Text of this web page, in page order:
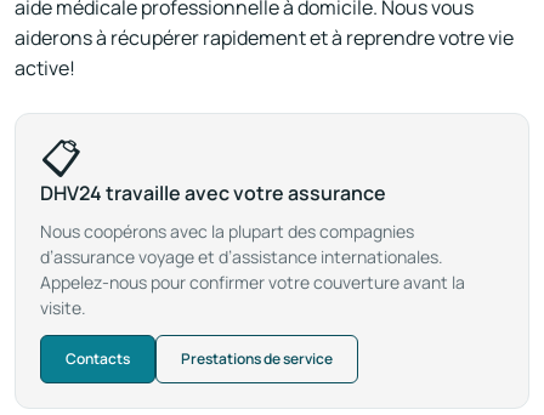
aide médicale professionnelle à domicile. Nous vous
aiderons à récupérer rapidement et à reprendre votre vie
active!
📋
DHV24 travaille avec votre assurance
Nous coopérons avec la plupart des compagnies
d’assurance voyage et d’assistance internationales.
Appelez-nous pour confirmer votre couverture avant la
visite.
Contacts Prestations de service